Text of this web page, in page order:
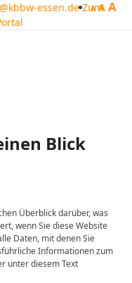
essen.de Zum
A A A
Blick
Überblick darüber, was
wenn Sie diese Website
Daten, mit denen Sie
Informationen zum
unter diesem Text